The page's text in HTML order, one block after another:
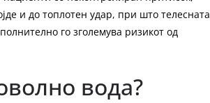
и до топлотен удар, при што телесната
го зголемува ризикот од
вода?